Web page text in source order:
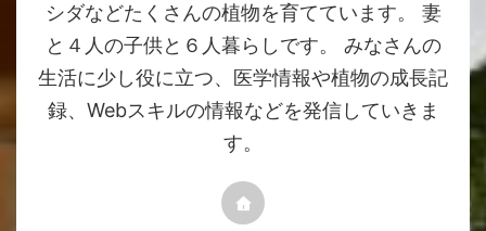
シダなどたくさんの植物を育てています。 妻
と４人の子供と６人暮らしです。 みなさんの
生活に少し役に立つ、医学情報や植物の成長記
録、Webスキルの情報などを発信していきま
す。